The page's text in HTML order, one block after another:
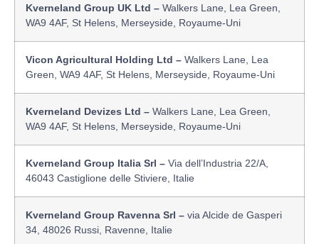
Kverneland Group UK Ltd – Walkers Lane, Lea Green,
WA9 4AF, St Helens, Merseyside, Royaume-Uni
Vicon Agricultural Holding Ltd – Walkers Lane, Lea
Green, WA9 4AF, St Helens, Merseyside, Royaume-Uni
Kverneland Devizes Ltd – Walkers Lane, Lea Green,
WA9 4AF, St Helens, Merseyside, Royaume-Uni
Kverneland Group Italia Srl – Via dell’Industria 22/A,
46043 Castiglione delle Stiviere, Italie
Kverneland Group Ravenna Srl – via Alcide de Gasperi
34, 48026 Russi, Ravenne, Italie